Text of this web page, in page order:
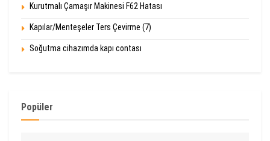
Kurutmalı Çamaşır Makinesi F62 Hatası
Kapılar/Menteşeler Ters Çevirme (7)
Soğutma cihazımda kapı contası
Popüler